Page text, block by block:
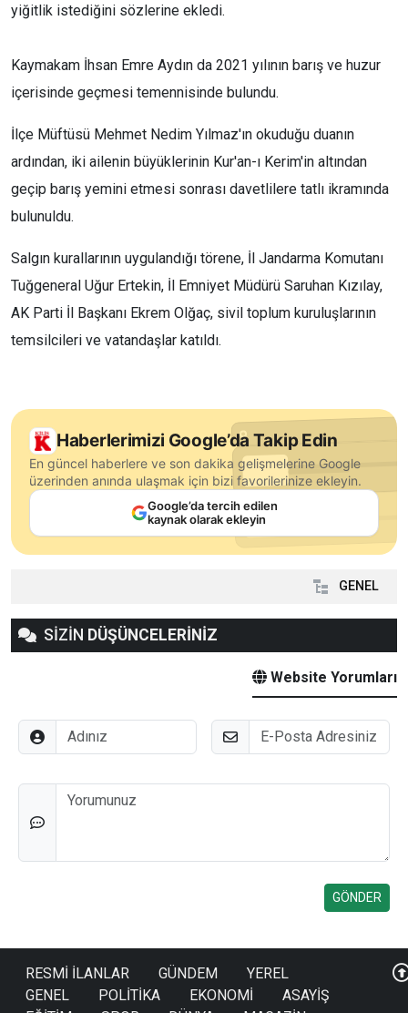
yiğitlik istediğini sözlerine ekledi.
Kaymakam İhsan Emre Aydın da 2021 yılının barış ve huzur
içerisinde geçmesi temennisinde bulundu.
İlçe Müftüsü Mehmet Nedim Yılmaz'ın okuduğu duanın
ardından, iki ailenin büyüklerinin Kur'an-ı Kerim'in altından
geçip barış yemini etmesi sonrası davetlilere tatlı ikramında
bulunuldu.
Salgın kurallarının uygulandığı törene, İl Jandarma Komutanı
Tuğgeneral Uğur Ertekin, İl Emniyet Müdürü Saruhan Kızılay,
AK Parti İl Başkanı Ekrem Olğaç, sivil toplum kuruluşlarının
temsilcileri ve vatandaşlar katıldı.
Haberlerimizi Google’da Takip Edin
En güncel haberlere ve son dakika gelişmelerine Google
üzerinden anında ulaşmak için bizi favorilerinize ekleyin.
Google’da tercih edilen
kaynak olarak ekleyin
GENEL
SİZİN DÜŞÜNCELERİNİZ
Website Yorumları
Adınız E-Posta
Düşünceleriniz
RESMİ İLANLAR GÜNDEM
YEREL
GENEL
POLİTİKA EKONOMİ
ASAYİŞ